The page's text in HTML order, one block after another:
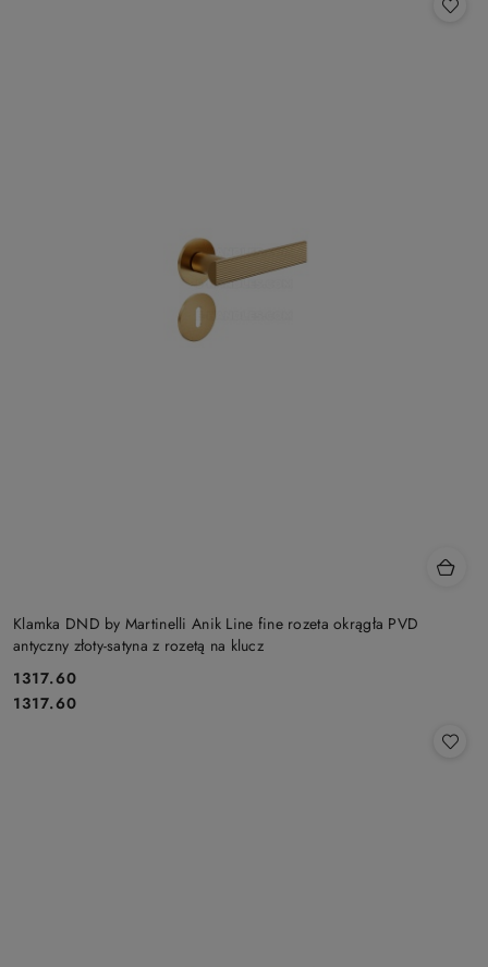
Klamka DND by Martinelli Anik Line fine rozeta okrągła PVD
antyczny złoty-satyna z rozetą na klucz
Cena:
1317.60
Cena:
1317.60